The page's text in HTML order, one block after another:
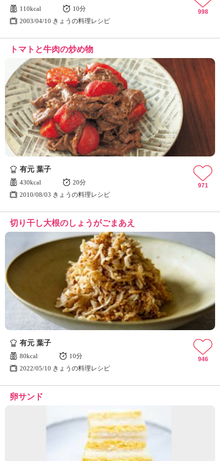
110kcal
10分
2003/04/10 きょうの料理レシピ
998
トマトと牛肉の炒め物
有元 葉子
430kcal
20分
2010/08/03 きょうの料理レシピ
971
切り干し大根のしょうがごまあえ
有元 葉子
80kcal
10分
2022/05/10 きょうの料理レシピ
946
卵サンド